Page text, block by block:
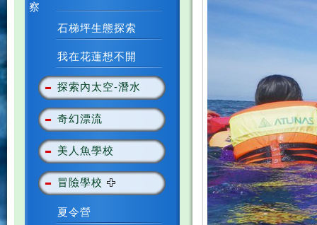
察
石梯坪生態探索
我在花蓮想不開
探索內太空-潛水
奇幻漂流
美人魚學校
冒險學校
夏令營